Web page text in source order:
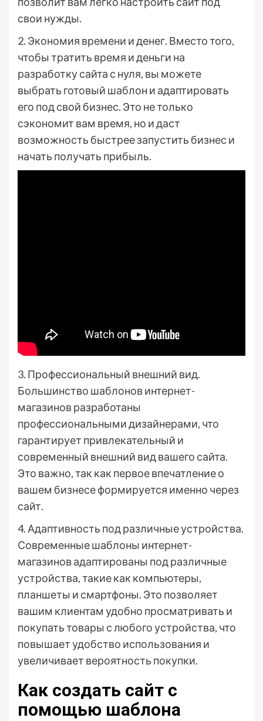
свои нужды.
2. Экономия времени и денег. Вместо того,
чтобы тратить время и деньги на
разработку сайта с нуля, вы можете
выбрать готовый шаблон и адаптировать
его под свой бизнес. Это не только
сэкономит вам время, но и даст
возможность быстрее запустить бизнес и
начать получать прибыль.
3. Профессиональный внешний вид.
Большинство шаблонов интернет-
магазинов разработаны
профессиональными дизайнерами, что
гарантирует привлекательный и
современный внешний вид вашего сайта.
Это важно, так как первое впечатление о
вашем бизнесе формируется именно через
сайт.
4. Адаптивность под различные устройства.
Современные шаблоны интернет-
магазинов адаптированы под различные
устройства, такие как компьютеры,
планшеты и смартфоны. Это позволяет
вашим клиентам удобно просматривать и
покупать товары с любого устройства, что
повышает удобство использования и
увеличивает вероятность покупки.
Как создать сайт с
помощью шаблона